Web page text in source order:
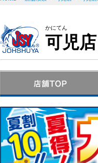
かにてん
可児店